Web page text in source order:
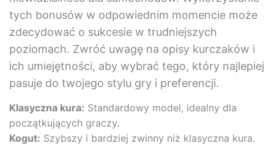
tych bonusów w odpowiednim momencie może
zdecydować o sukcesie w trudniejszych
poziomach. Zwróć uwagę na opisy kurczaków i
ich umiejętności, aby wybrać tego, który najlepiej
pasuje do twojego stylu gry i preferencji.
Klasyczna kura: Standardowy model, idealny dla
początkujących graczy.
Kogut: Szybszy i bardziej zwinny niż klasyczna kura.